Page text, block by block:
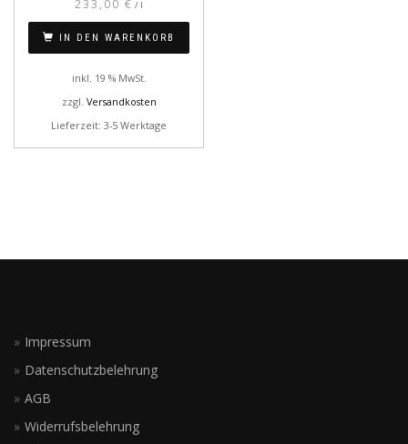
233,00 € / l
IN DEN WARENKORB
inkl. 19 % MwSt.
zzgl. Versandkosten
Lieferzeit: 3-5 Werktage
Impressum
Datenschutzbelehrung
AGB
Widerrufsbelehrung